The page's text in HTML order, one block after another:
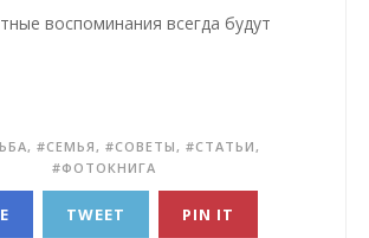
воспоминания всегда будут
, СЕМЬЯ , СОВЕТЫ , СТАТЬИ ,
ФОТОКНИГА
TWEET PIN IT